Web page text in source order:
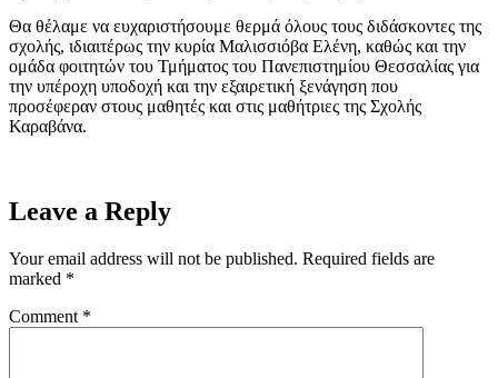
Θα θέλαμε να ευχαριστήσουμε θερμά όλους τους διδάσκοντες της
σχολής, ιδιαιτέρως την κυρία Μαλισσιόβα Ελένη, καθώς και την
ομάδα φοιτητών του Τμήματος του Πανεπιστημίου Θεσσαλίας για
την υπέροχη υποδοχή και την εξαιρετική ξενάγηση που
προσέφεραν στους μαθητές και στις μαθήτριες της Σχολής
Καραβάνα.
Leave a Reply
Your email address will not be published. Required fields are
marked *
Comment *